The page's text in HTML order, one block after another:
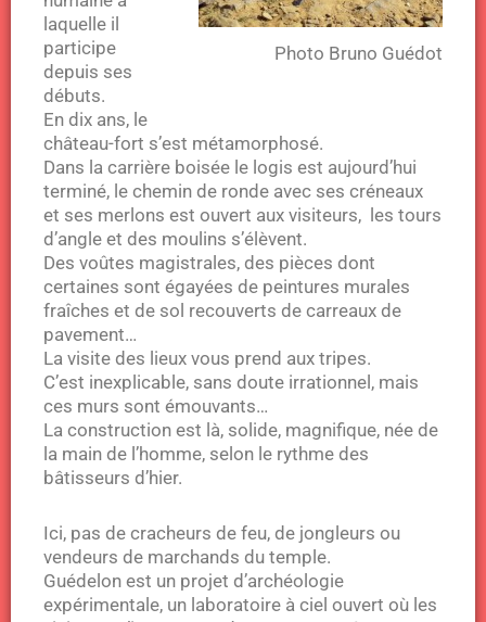
Photo Bruno Guédot
laquelle il
participe
depuis ses
débuts.
En dix ans, le
château-fort s’est métamorphosé.
Dans la carrière boisée le logis est aujourd’hui
terminé, le chemin de ronde avec ses créneaux
et ses merlons est ouvert aux visiteurs, les tours
d’angle et des moulins s’élèvent.
Des voûtes magistrales, des pièces dont
certaines sont égayées de peintures murales
fraîches et de sol recouverts de carreaux de
pavement…
La visite des lieux vous prend aux tripes.
C’est inexplicable, sans doute irrationnel, mais
ces murs sont émouvants…
La construction est là, solide, magnifique, née de
la main de l’homme, selon le rythme des
bâtisseurs d’hier.
Ici, pas de cracheurs de feu, de jongleurs ou
vendeurs de marchands du temple.
Guédelon est un projet d’archéologie
expérimentale, un laboratoire à ciel ouvert où les